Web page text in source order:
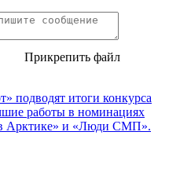
Прикрепить файл
подводят итоги конкурса
работы в номинациях
Арктике» и «Люди СМП».